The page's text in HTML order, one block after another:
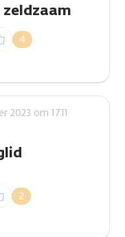
4
een
om 17.11
2
een